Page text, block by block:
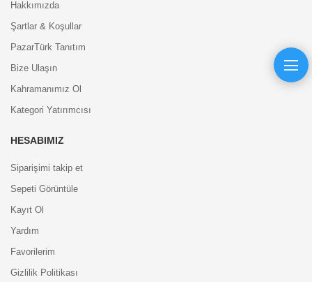
Hakkımızda
Şartlar & Koşullar
PazarTürk Tanıtım
Bize Ulaşın
Kahramanımız Ol
Kategori Yatırımcısı
HESABIMIZ
Siparişimi takip et
Sepeti Görüntüle
Kayıt Ol
Yardım
Favorilerim
Gizlilik Politikası